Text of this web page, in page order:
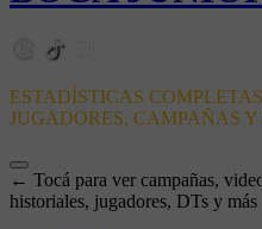
ESTADÍSTICAS
JUGADORES, CAMPAÑAS Y
← Tocá para ver campañas,
historiales, jugadores, DTs y más